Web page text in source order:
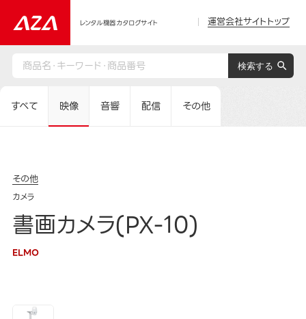
レンタル機器カタログサイト 運営会社サイトトップ
すべて 映像 音響 配信 その他
その他
カメラ
書画カメラ(PX-10)
ELMO